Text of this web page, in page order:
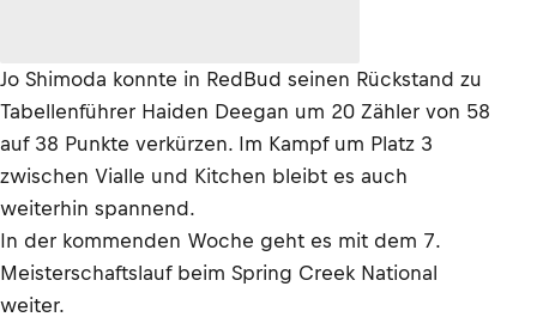
Jo Shimoda konnte in RedBud seinen Rückstand zu
Tabellenführer Haiden Deegan um 20 Zähler von 58
auf 38 Punkte verkürzen. Im Kampf um Platz 3
zwischen Vialle und Kitchen bleibt es auch
weiterhin spannend.
In der kommenden Woche geht es mit dem 7.
Meisterschaftslauf beim Spring Creek National
weiter.